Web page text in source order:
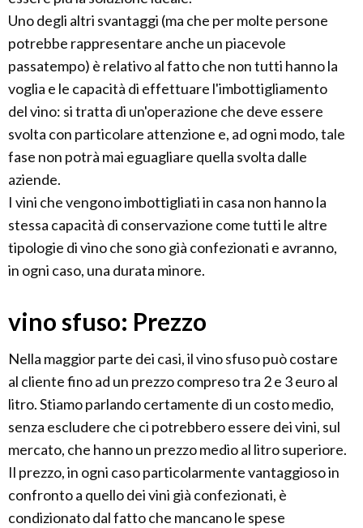
Uno degli altri svantaggi (ma che per molte persone
potrebbe rappresentare anche un piacevole
passatempo) è relativo al fatto che non tutti hanno la
voglia e le capacità di effettuare l'imbottigliamento
del vino: si tratta di un'operazione che deve essere
svolta con particolare attenzione e, ad ogni modo, tale
fase non potrà mai eguagliare quella svolta dalle
aziende.
I vini che vengono imbottigliati in casa non hanno la
stessa capacità di conservazione come tutti le altre
tipologie di vino che sono già confezionati e avranno,
in ogni caso, una durata minore.
vino sfuso: Prezzo
Nella maggior parte dei casi, il vino sfuso può costare
al cliente fino ad un prezzo compreso tra 2 e 3 euro al
litro. Stiamo parlando certamente di un costo medio,
senza escludere che ci potrebbero essere dei vini, sul
mercato, che hanno un prezzo medio al litro superiore.
Il prezzo, in ogni caso particolarmente vantaggioso in
confronto a quello dei vini già confezionati, è
condizionato dal fatto che mancano le spese